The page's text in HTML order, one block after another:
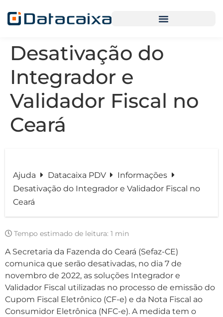
Desativação do
Integrador e
Validador Fiscal no
Ceará
Ajuda Datacaixa PDV
Informações
Desativação do Integrador e Validador Fiscal no
Ceará
Tempo estimado de leitura: 1 min
A Secretaria da Fazenda do Ceará (Sefaz-CE)
comunica que serão desativadas, no dia 7 de
novembro de 2022, as soluções Integrador e
Validador Fiscal utilizadas no processo de emissão do
Cupom Fiscal Eletrônico (CF-e) e da Nota Fiscal ao
Consumidor Eletrônica (NFC-e). A medida tem o